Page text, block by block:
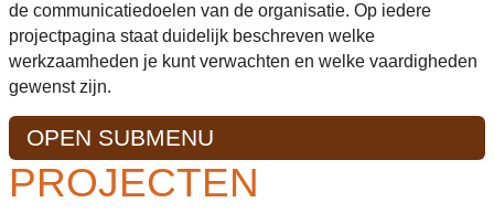
de communicatiedoelen van de organisatie. Op iedere
projectpagina staat duidelijk beschreven welke
werkzaamheden je kunt verwachten en welke vaardigheden
gewenst zijn.
OPEN SUBMENU
PROJECTEN